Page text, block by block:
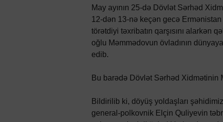
May ayının 25-də Dövlət Sərhəd
12-dən 13-nə keçən gecə
törətdiyi təxribatın qarşısını alarkən
oğlu Məmmədovun övladının
edib.
Bu barədə Dövlət Sərhəd Xidmətinin
Bildirilib ki, döyüş yoldaşları
general-polkovnik Elçin Quliyevin